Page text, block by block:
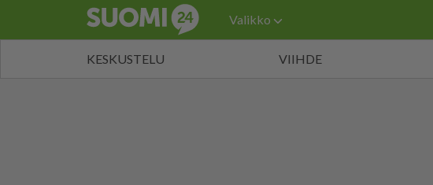
Valikko
KESKUSTELU VIIHDE